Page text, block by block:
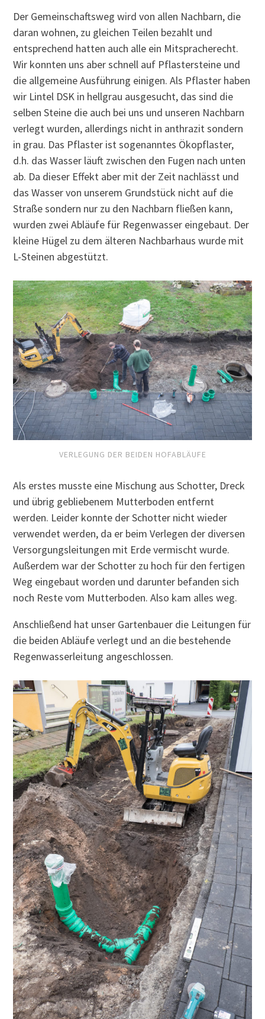
Der Gemeinschaftsweg wird von allen Nachbarn, die
daran wohnen, zu gleichen Teilen bezahlt und
entsprechend hatten auch alle ein Mitspracherecht.
Wir konnten uns aber schnell auf Pflastersteine und
die allgemeine Ausführung einigen. Als Pflaster haben
wir Lintel DSK in hellgrau ausgesucht, das sind die
selben Steine die auch bei uns und unseren Nachbarn
verlegt wurden, allerdings nicht in anthrazit sondern
in grau. Das Pflaster ist sogenanntes Ökopflaster,
d.h. das Wasser läuft zwischen den Fugen nach unten
ab. Da dieser Effekt aber mit der Zeit nachlässt und
das Wasser von unserem Grundstück nicht auf die
Straße sondern nur zu den Nachbarn fließen kann,
wurden zwei Abläufe für Regenwasser eingebaut. Der
kleine Hügel zu dem älteren Nachbarhaus wurde mit
L-Steinen abgestützt.
VERLEGUNG DER BEIDEN HOFABLÄUFE
Als erstes musste eine Mischung aus Schotter, Dreck
und übrig gebliebenem Mutterboden entfernt
werden. Leider konnte der Schotter nicht wieder
verwendet werden, da er beim Verlegen der diversen
Versorgungsleitungen mit Erde vermischt wurde.
Außerdem war der Schotter zu hoch für den fertigen
Weg eingebaut worden und darunter befanden sich
noch Reste vom Mutterboden. Also kam alles weg.
Anschließend hat unser Gartenbauer die Leitungen für
die beiden Abläufe verlegt und an die bestehende
Regenwasserleitung angeschlossen.